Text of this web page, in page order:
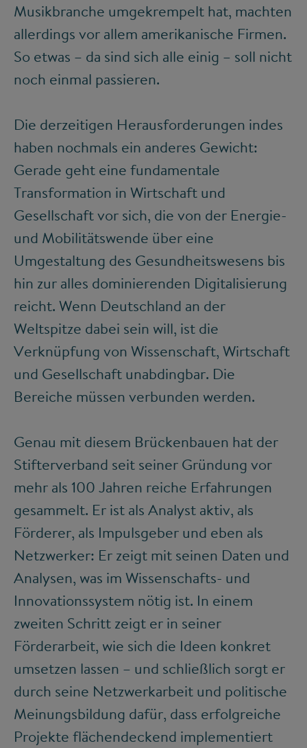
Musikbranche umgekrempelt hat, machten
allerdings vor allem amerikanische Firmen.
So etwas – da sind sich alle einig – soll nicht
noch einmal passieren.
Die derzeitigen Herausforderungen indes
haben nochmals ein anderes Gewicht:
Gerade geht eine fundamentale
Transformation in Wirtschaft und
Gesellschaft vor sich, die von der Energie-
und Mobilitätswende über eine
Umgestaltung des Gesundheitswesens bis
hin zur alles dominierenden Digitalisierung
reicht. Wenn Deutschland an der
Weltspitze dabei sein will, ist die
Verknüpfung von Wissenschaft, Wirtschaft
und Gesellschaft unabdingbar. Die
Bereiche müssen verbunden werden.
Genau mit diesem Brückenbauen hat der
Stifterverband seit seiner Gründung vor
mehr als 100 Jahren reiche Erfahrungen
gesammelt. Er ist als Analyst aktiv, als
Förderer, als Impulsgeber und eben als
Netzwerker: Er zeigt mit seinen Daten und
Analysen, was im Wissenschafts- und
Innovationssystem nötig ist. In einem
zweiten Schritt zeigt er in seiner
Förderarbeit, wie sich die Ideen konkret
umsetzen lassen – und schließlich sorgt er
durch seine Netzwerkarbeit und politische
Meinungsbildung dafür, dass erfolgreiche
Projekte flächendeckend implementiert